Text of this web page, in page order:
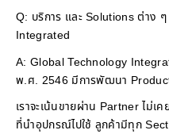
Q: บริการ และ Solutions ต่าง
Integrated
A: Global Technology
พ.ศ. 2546 มีการพัฒนา
เราจะเน้นขายผ่าน Partner ไม่เ
ที่นำอุปกรณ์ไปใช้ ลูกค้ามีทุก